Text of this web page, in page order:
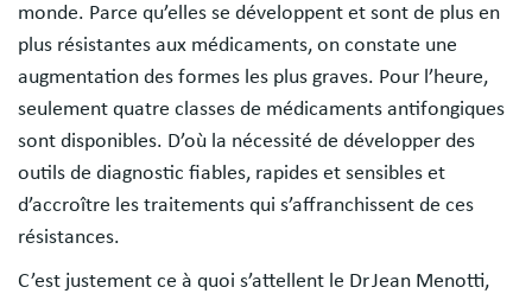
monde. Parce qu’elles se développent et sont de plus en
plus résistantes aux médicaments, on constate une
augmentation des formes les plus graves. Pour l’heure,
seulement quatre classes de médicaments antifongiques
sont disponibles. D’où la nécessité de développer des
outils de diagnostic fiables, rapides et sensibles et
d’accroître les traitements qui s’affranchissent de ces
résistances.
C’est justement ce à quoi s’attellent le Dr Jean Menotti,